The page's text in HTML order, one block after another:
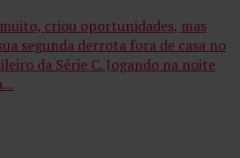
criou oportunidades, mas
segunda derrota fora de casa no
da Série C. Jogando na noite